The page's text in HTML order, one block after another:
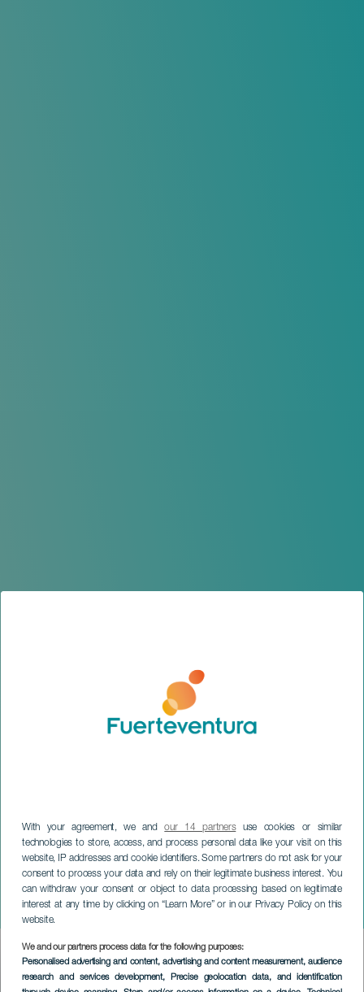
With your agreement, we andour 14 partnersuse cookies or similar
technologies to store, access, and process personal data like your visit on this
website, IP addresses and cookie identifiers. Some partners do not ask for your
consent to process your data and rely on their legitimate business interest. You
can withdraw your consent or object to data processing based on legitimate
interest at any time by clicking on “Learn More” or in our Privacy Policy on this
website.
We and our partners process data for the following purposes:
Personalised advertising and content, advertising and content measurement, audience
research and services development, Precise geolocation data, and identification
Conciertos Santa Cecilia
FUERTEVENTURA
Imagen
Listado